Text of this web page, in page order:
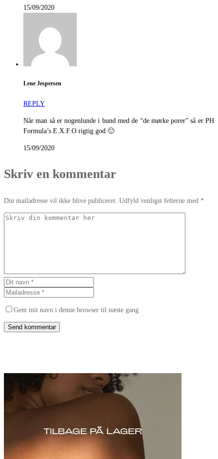
15/09/2020
Lene Jespersen
REPLY
Når man så er nogenlunde i bund med de “de mørke porer” så er PH
Formula’s E.X.F.O rigtig god 🙂
15/09/2020
Skriv en kommentar
Din mailadresse vil ikke blive publiceret. Udfyld venligst felterne med *
Gem mit navn i denne browser til næste gang